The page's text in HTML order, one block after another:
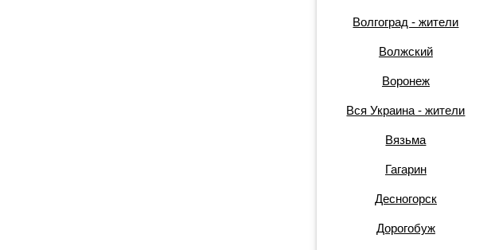
Волгоград - жители
Волжский
Воронеж
Вся Украина - жители
Вязьма
Гагарин
Десногорск
Дорогобуж